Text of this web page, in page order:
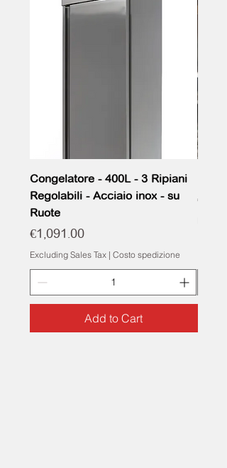
Congelatore - 400L - 3 Ripiani
Regolabili - Acciaio inox - su
Ruote
Price
€1,091.00
Excluding Sales Tax | Costo spedizione
Add to Cart
Price